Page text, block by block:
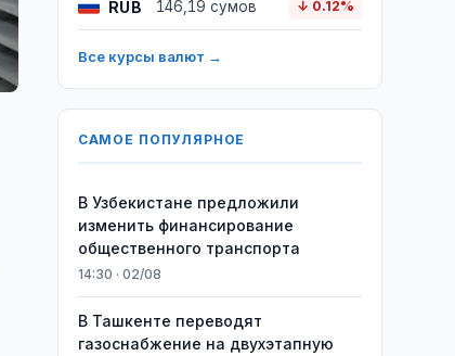
RUB 146,19 сумов ↓ 0.12%
Все курсы валют →
САМОЕ ПОПУЛЯРНОЕ
В Узбекистане предложили
изменить финансирование
общественного транспорта
14:30 · 02/08
В Ташкенте переводят
газоснабжение на двухэтапную